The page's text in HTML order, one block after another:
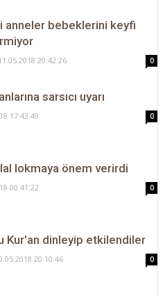
anneler bebeklerini keyfi
20:42:26 0
sarsıcı uyarı
17:43:49 0
lokmaya önem verirdi
00:41:22 0
Kur'an dinleyip etkilendiler
20:10:46 0